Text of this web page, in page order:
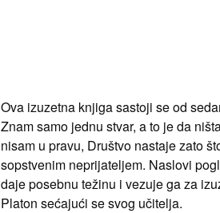
Ova izuzetna knjiga sastoji se od
Znam samo jednu stvar, a to je da
nisam u pravu, Društvo nastaje zato
sopstvenim neprijateljem. Naslovi
daje posebnu težinu i vezuje ga za
Platon sećajući se svog učitelja.